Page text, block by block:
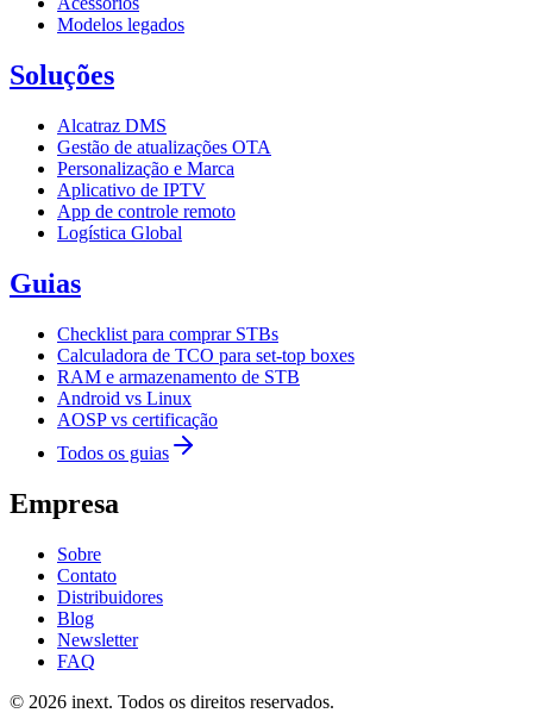
Modelos legados
Soluções
Alcatraz DMS
Gestão de atualizações OTA
Personalização e Marca
Aplicativo de IPTV
App de controle remoto
Logística Global
Guias
Checklist para comprar STBs
Calculadora de TCO para set-top boxes
RAM e armazenamento de STB
Android vs Linux
AOSP vs certificação
Todos os guias
Empresa
Sobre
Contato
Distribuidores
Blog
Newsletter
FAQ
© 2026 inext. Todos os direitos reservados.